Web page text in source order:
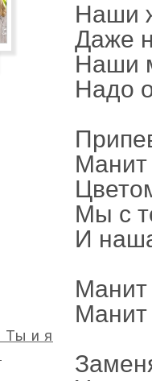
Наши
Даже
Наши
Надо
Манит
Мы с
И
Манит
Манит
Ты и я